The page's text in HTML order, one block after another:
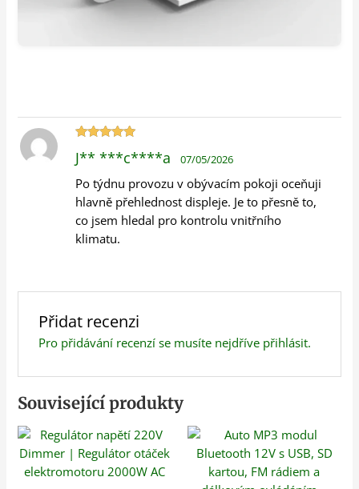
5z 5
J** ***c****a 07/05/2026
Po týdnu provozu v obývacím pokoji oceňuji
hlavně přehlednost displeje. Je to přesně to,
co jsem hledal pro kontrolu vnitřního
klimatu.
Přidat recenzi
Pro přidávání recenzí se musíte nejdříve přihlásit.
Související produkty